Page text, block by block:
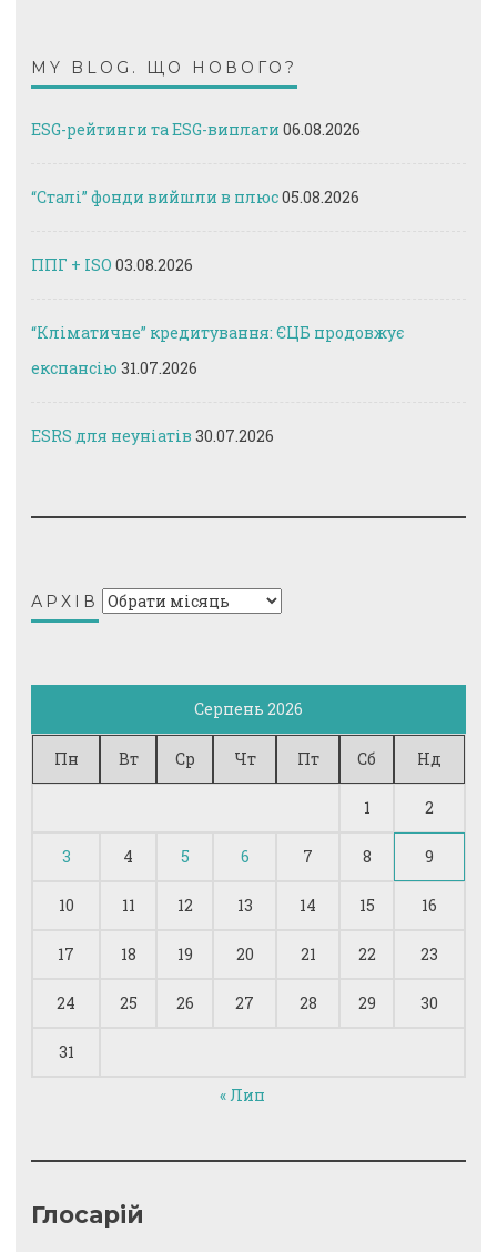
MY BLOG. ЩО НОВОГО?
ESG-рейтинги та ESG-виплати 06.08.2026
“Сталі” фонди вийшли в плюс05.08.2026
ППГ + ISO 03.08.2026
“Кліматичне” кредитування: ЄЦБ продовжує
експансію 31.07.2026
ESRS для неуніатів 30.07.2026
АРХІВ Архів
Серпень 2026
Пн Вт Ср Чт Пт Сб Нд
1 2
3 4 5 6 7 8 9
10 11 12 13 14 15 16
17 18 19 20 21 22 23
24 25 26 27 28 29 30
31
« Лип
Глосарій